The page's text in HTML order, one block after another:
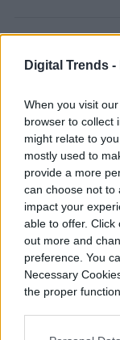
Digital Trends -
When you visit
browser to collect
might relate to
mostly used to
provide a more
can choose not to
impact your
able to offer.
out more and
preference. You
Necessary
the proper
Diego
Content en
donde
Topics